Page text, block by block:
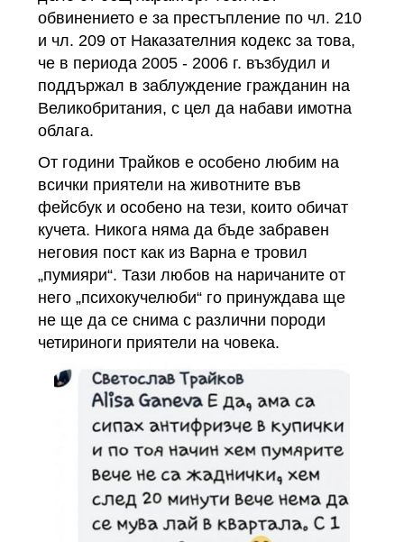
обвинението е за престъпление по чл. 210
и чл. 209 от Наказателния кодекс за това,
че в периода 2005 - 2006 г. възбудил и
поддържал в заблуждение гражданин на
Великобритания, с цел да набави имотна
облага.
От години Трайков е особено любим на
всички приятели на животните във
фейсбук и особено на тези, които обичат
кучета. Никога няма да бъде забравен
неговия пост как из Варна е тровил
„пумияри“. Тази любов на наричаните от
него „психокучелюби“ го принуждава ще
не ще да се снима с различни породи
четириноги приятели на човека.